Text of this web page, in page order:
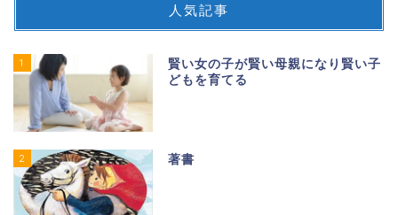
人気記事
1
賢い女の子が賢い母親になり賢い子
どもを育てる
2 著書